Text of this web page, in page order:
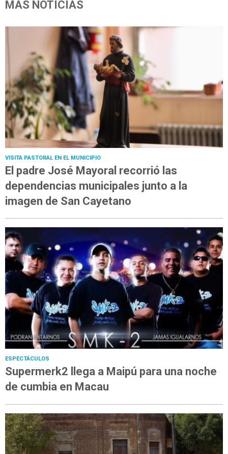
MÁS NOTICIAS
VISITA PASTORAL EN EL MUNICIPIO
El padre José Mayoral recorrió las
dependencias municipales junto a la
imagen de San Cayetano
ESPECTÁCULOS
Supermerk2 llega a Maipú para una noche
de cumbia en Macau